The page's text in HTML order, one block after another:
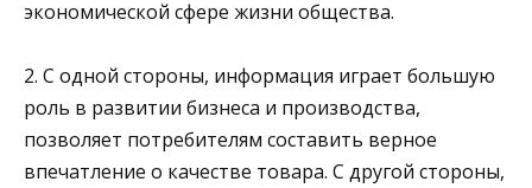
экономической сфере жизни общества.
2. С одной стороны, информация играет большую
роль в раз­витии бизнеса и производства,
позволяет потребителям со­ставить верное
впечатление о качестве товара. С другой стороны,